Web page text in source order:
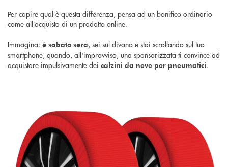
Per capire qual è questa differenza, pensa ad un bonifico ordinario
come all’acquisto di un prodotto online.
Immagina: è sabato sera, sei sul divano e stai scrollando sul tuo
smartphone, quando, all'improvviso, una sponsorizzata ti convince ad
acquistare impulsivamente dei calzini da neve per pneumatici.